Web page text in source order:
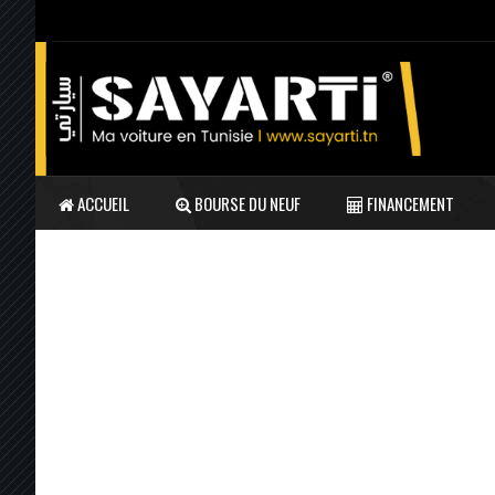
ACCUEIL BOURSE DU NEUF FINANCEMENT